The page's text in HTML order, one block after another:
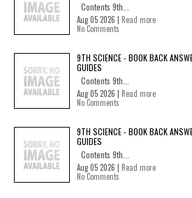
Contents 9th...
Aug 05 2026 | Read more
No Comments
9TH SCIENCE - BOOK BACK
GUIDES
Contents 9th...
Aug 05 2026 | Read more
No Comments
9TH SCIENCE - BOOK BACK
GUIDES
Contents 9th...
Aug 05 2026 | Read more
No Comments